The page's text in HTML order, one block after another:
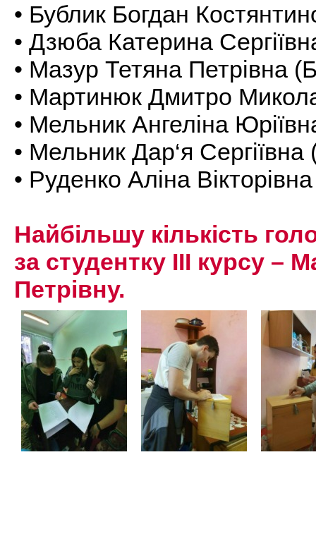
• Бублик Богдан
• Дзюба Катерина
• Мазур Тетяна Петрівна
• Мартинюк Дмитро
• Мельник Ангеліна
• Мельник Дар‘я
• Руденко Аліна
Найбільшу кількість
за студентку ІІІ курсу –
Петрівну.